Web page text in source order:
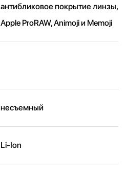
антибликовое покрытие линзы,
Apple ProRAW, Animoji и Memoji
несъемный
Li-Ion